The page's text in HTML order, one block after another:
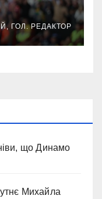
ГОЛ. РЕДАКТОР
що Динамо
Михайла